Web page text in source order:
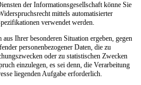
der Informationsgesellschaft könne Sie
mittels automatisierter
verwendet werden.
Ihrer besonderen Situation ergeben, gegen
personenbezogener Daten, die zu
oder zu statistischen Zwecken
einzulegen, es sei denn, die Verarbeitung
liegenden Aufgabe erforderlich.